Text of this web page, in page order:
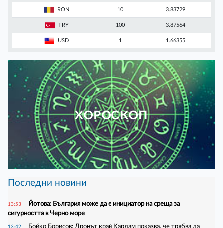
RON 10 3.83729
TRY 100 3.87564
USD 1 1.66355
ХОРОСКОП
Последни новини
13:53
Йотова: България може да е инициатор на среща за
сигурността в Черно море
13:42 Бойко Борисов: Дронът край Кардам показва, че трябва да